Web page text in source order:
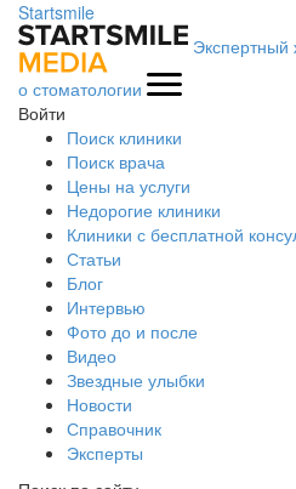
Startsmile
Экспертный
о стоматологии
Войти
Поиск клиники
Поиск врача
Цены на услуги
Недорогие клиники
Клиники с бесплатной
Статьи
Блог
Интервью
Фото до и после
Видео
Звездные улыбки
Новости
Справочник
Эксперты